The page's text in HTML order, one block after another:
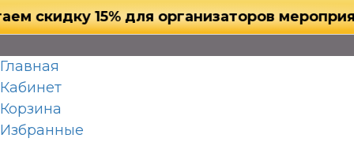
15% для организаторов
Главная
Кабинет
Корзина
Избранные